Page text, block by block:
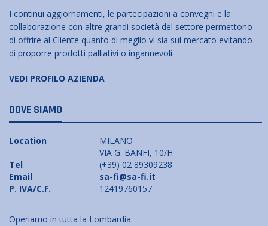
I continui aggiornamenti, le partecipazioni a convegni e la
collaborazione con altre grandi società del settore permettono
di offrire al Cliente quanto di meglio vi sia sul mercato evitando
di proporre prodotti palliativi o ingannevoli.
VEDI PROFILO AZIENDA
DOVE SIAMO
Location
MILANO
VIA G. BANFI, 10/H
Tel
(+39) 02 89309238
Email
sa-fi@sa-fi.it
P. IVA/C.F.
12419760157
Operiamo in tutta la Lombardia: